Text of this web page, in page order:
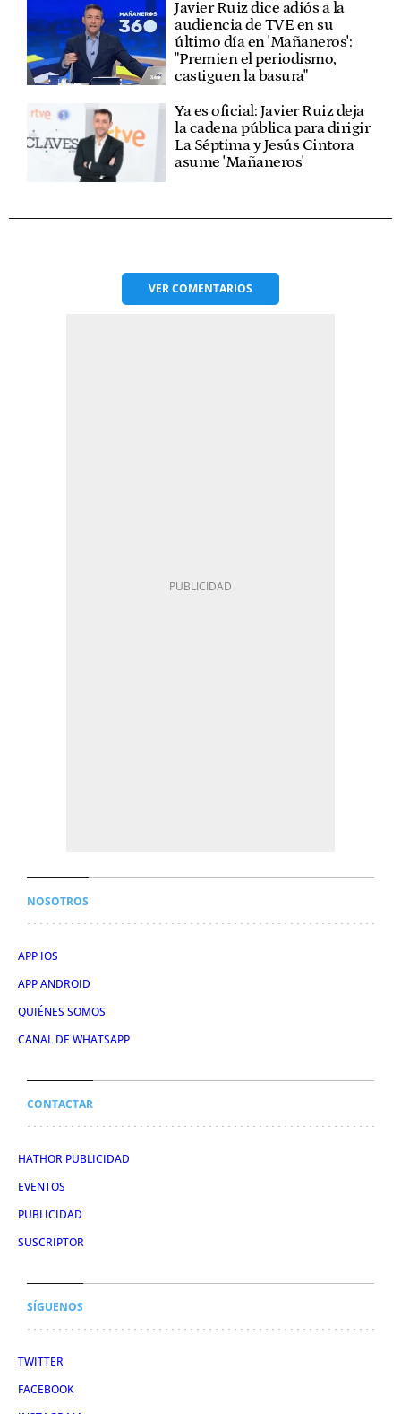
Javier Ruiz dice adiós a la
audiencia de TVE en su
último día en 'Mañaneros':
"Premien el periodismo,
castiguen la basura"
Ya es oficial: Javier Ruiz deja
la cadena pública para dirigir
La Séptima y Jesús Cintora
asume 'Mañaneros'
VERCOMENTARIOS
NOSOTROS
APP IOS
APP ANDROID
QUIÉNES SOMOS
CANAL DE WHATSAPP
CONTACTAR
HATHOR PUBLICIDAD
EVENTOS
PUBLICIDAD
SUSCRIPTOR
SÍGUENOS
TWITTER
FACEBOOK